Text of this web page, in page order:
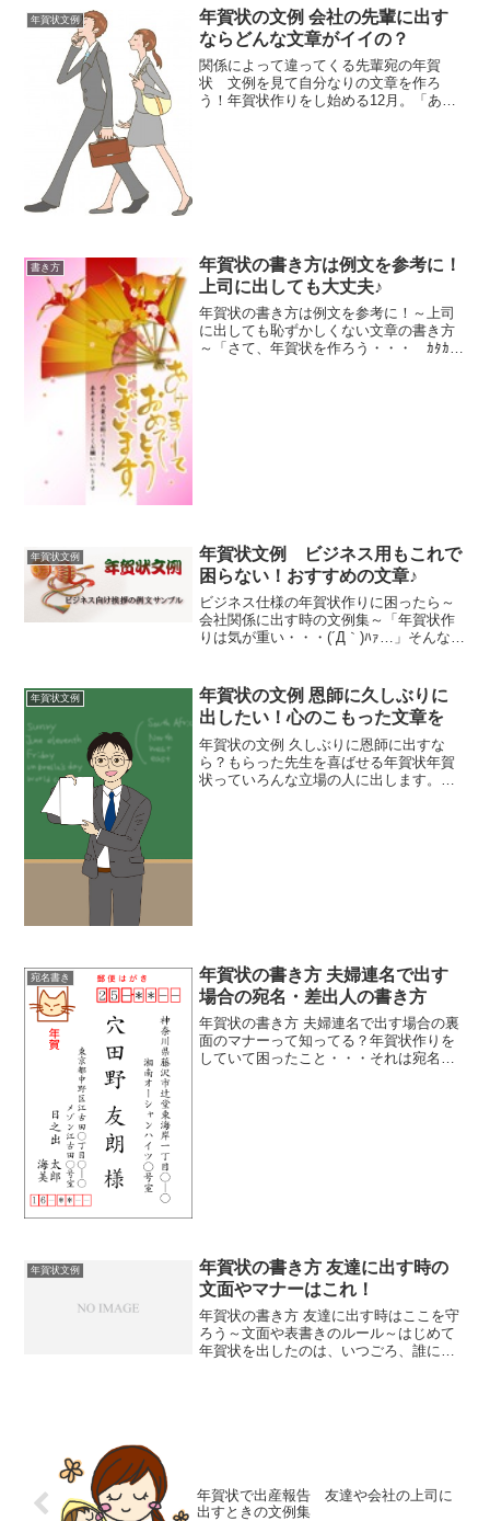
年賀状文例
年賀状の文例 会社の先輩に出す
ならどんな文章がイイの？
関係によって違ってくる先輩宛の年賀
状 文例を見て自分なりの文章を作ろ
う！年賀状作りをし始める12月。「あの
書き方
年賀状の書き方は例文を参考に！
上司に出しても大丈夫♪
年賀状の書き方は例文を参考に！～上司
に出しても恥ずかしくない文章の書き方
～「さて、年賀状を作ろう・・・ ｶﾀｶﾀ
年賀状文例
年賀状文例 ビジネス用もこれで
困らない！おすすめの文章♪
ビジネス仕様の年賀状作りに困ったら～
会社関係に出す時の文例集～「年賀状作
りは気が重い・・・(´Д｀)ﾊｧ…」そんな風
先や会社の上司宛のものはなかなか気が
進まないもの。人...
年賀状文例
年賀状の文例 恩師に久しぶりに
出したい！心のこもった文章を
年賀状の文例 久しぶりに恩師に出すな
ら？もらった先生を喜ばせる年賀状年賀
状っていろんな立場の人に出します。会
宛名書き
年賀状の書き方 夫婦連名で出す
場合の宛名・差出人の書き方
年賀状の書き方 夫婦連名で出す場合の裏
面のマナーって知ってる？年賀状作りを
していて困ったこと・・・それは宛名と
年賀状文例
年賀状の書き方 友達に出す時の
文面やマナーはこれ！
年賀状の書き方 友達に出す時はここを守
ろう～文面や表書きのルール～はじめて
年賀状を出したのは、いつごろ、誰に出
年賀状で出産報告 友達や会社の上司に
出すときの文例集